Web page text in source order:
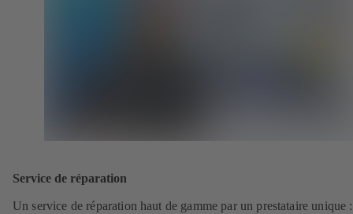
Service de réparation
Un service de réparation haut de gamme par un prestataire unique